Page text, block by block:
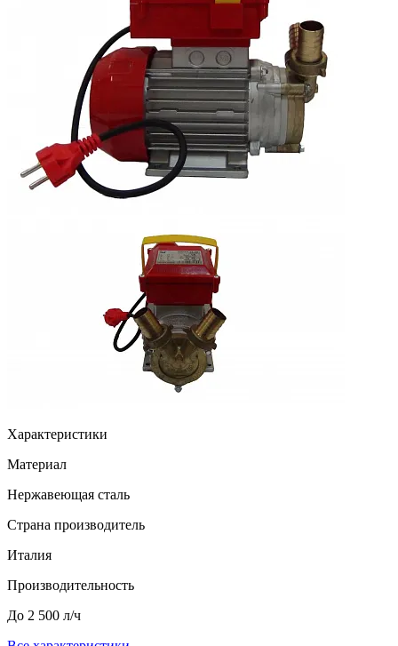
Характеристики
Материал
Нержавеющая сталь
Страна производитель
Италия
Производительность
До 2 500 л/ч